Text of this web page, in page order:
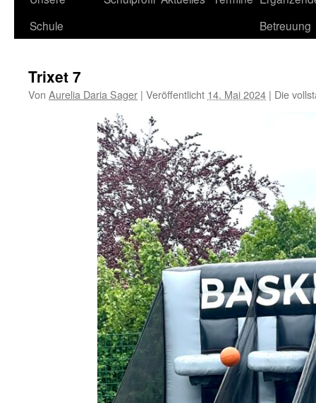
Schule
Betreuung
Trixet 7
Von Aurelia Daria Sager | Veröffentlicht 14. Mai 2024 | Die